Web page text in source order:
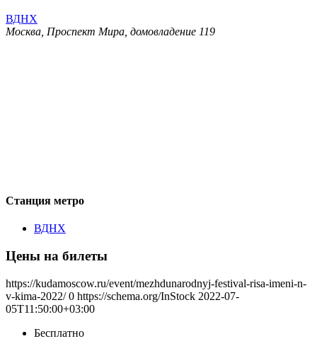
ВДНХ
Москва, Проспект Мира, домовладение 119
Станция метро
ВДНХ
Цены на билеты
https://kudamoscow.ru/event/mezhdunarodnyj-festival-risa-imeni-n-
v-kima-2022/ 0 https://schema.org/InStock 2022-07-
05T11:50:00+03:00
Бесплатно